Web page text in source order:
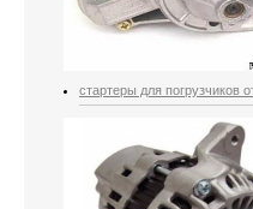
стартеры для погрузчиков